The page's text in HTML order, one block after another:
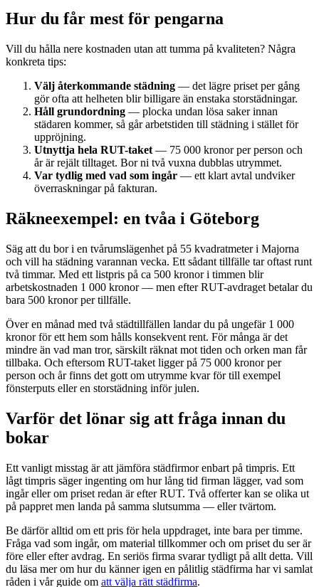
Hur du får mest för pengarna
Vill du hålla nere kostnaden utan att tumma på kvaliteten? Några
konkreta tips:
Välj återkommande städning — det lägre priset per gång
gör ofta att helheten blir billigare än enstaka storstädningar.
Håll grundordning — plocka undan lösa saker innan
städaren kommer, så går arbetstiden till städning i stället för
uppröjning.
Utnyttja hela RUT-taket — 75 000 kronor per person och
år är rejält tilltaget. Bor ni två vuxna dubblas utrymmet.
Var tydlig med vad som ingår — ett klart avtal undviker
överraskningar på fakturan.
Räkneexempel: en tvåa i Göteborg
Säg att du bor i en tvårumslägenhet på 55 kvadratmeter i Majorna
och vill ha städning varannan vecka. Ett sådant tillfälle tar oftast runt
två timmar. Med ett listpris på ca 500 kronor i timmen blir
arbetskostnaden 1 000 kronor — men efter RUT-avdraget betalar du
bara 500 kronor per tillfälle.
Över en månad med två städtillfällen landar du på ungefär 1 000
kronor för ett hem som hålls konsekvent rent. För många är det
mindre än vad man tror, särskilt räknat mot tiden och orken man får
tillbaka. Och eftersom RUT-taket ligger på 75 000 kronor per
person och år finns det gott om utrymme kvar för till exempel
fönsterputs eller en storstädning inför julen.
Varför det lönar sig att fråga innan du
bokar
Ett vanligt misstag är att jämföra städfirmor enbart på timpris. Ett
lågt timpris säger ingenting om hur lång tid firman lägger, vad som
ingår eller om priset redan är efter RUT. Två offerter kan se olika ut
på pappret men landa på samma slutsumma — eller tvärtom.
Be därför alltid om ett pris för hela uppdraget, inte bara per timme.
Fråga vad som ingår, om material tillkommer och om priset du ser är
före eller efter avdrag. En seriös firma svarar tydligt på allt detta. Vill
du läsa mer om hur du känner igen en pålitlig städfirma har vi samlat
råden i vår guide om att välja rätt städfirma.